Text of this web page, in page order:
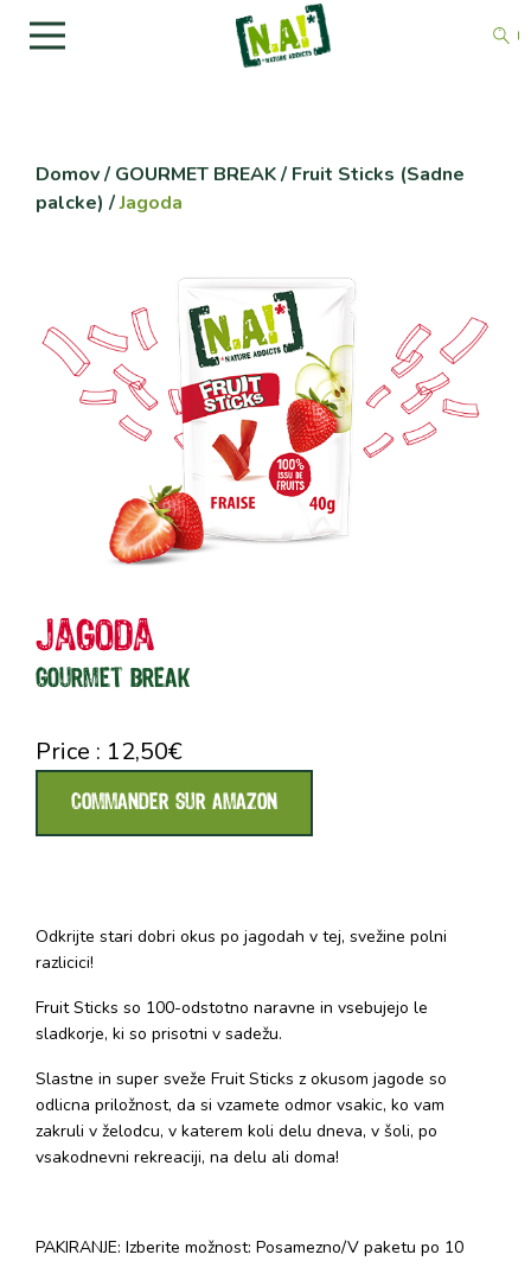
Domov/ GOURMET BREAK/ Fruit Sticks (Sadne
palcke) /Jagoda
GOURMET BREAK
Jagoda
Odkrijte stari dobri okus po jagodah v tej, svežine polni
razlicici!
Fruit Sticks so 100-odstotno naravne in vsebujejo le
sladkorje, ki so prisotni v sadežu.
Slastne in super sveže Fruit Sticks z okusom jagode so
odlicna priložnost, da si vzamete odmor vsakic, ko vam
zakruli v želodcu, v katerem koli delu dneva, v šoli, po
vsakodnevni rekreaciji, na delu ali doma!
PAKIRANJE: Izberite možnost: Posamezno/V paketu po 10
Price : 12,50€
COMMANDER SUR AMAZON